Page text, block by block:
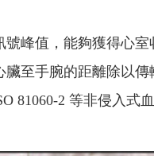
峰值，能夠獲得心
至手腕的距離除以
81060-2 等非侵入式